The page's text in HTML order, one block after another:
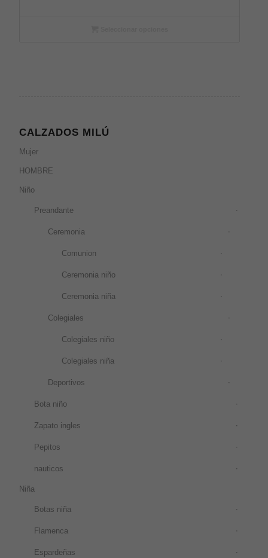
CALZADOS MILÚ
Mujer
HOMBRE
Niño
Preandante
Ceremonia
Comunion
Ceremonia niño
Ceremonia niña
Colegiales
Colegiales niño
Colegiales niña
Deportivos
Bota niño
Zapato ingles
Pepitos
nauticos
Niña
Botas niña
Flamenca
Espardeñas